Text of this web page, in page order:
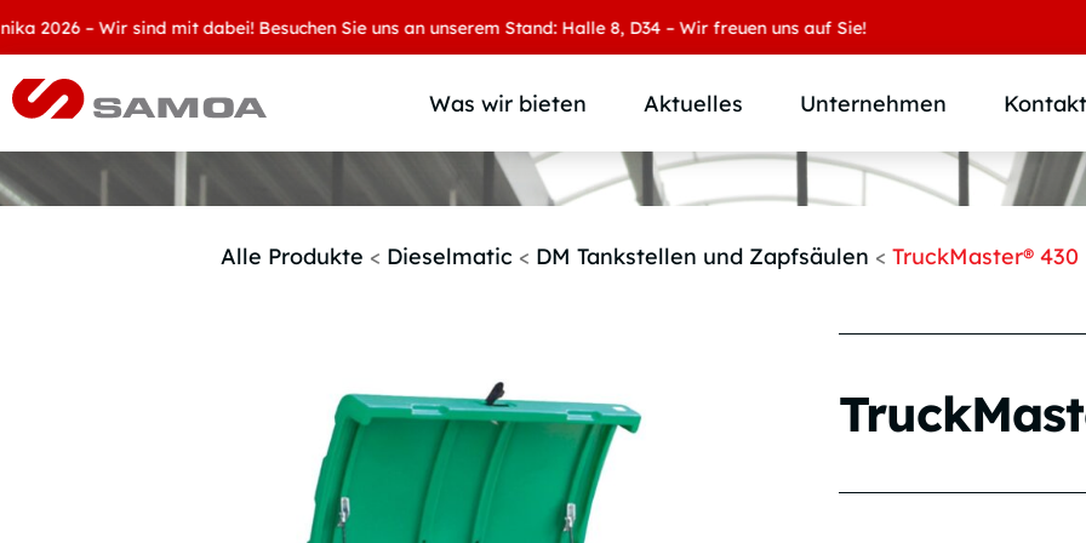
– Wir sind mit dabei! Besuchen Sie uns an unserem Stand: Halle 8, D34 – Wir freuen uns auf Sie!
Was wir bieten
Produktübersicht
Produktkategorie
Branchen und Märkte
Aktuelles Unternehmen
Wer wir sind
SAMOA Gruppe
Downloads
Kontakt
Alle Produkte < Dieselmatic < DM Tankstellen und Zapfsäulen < TruckMaster® 430